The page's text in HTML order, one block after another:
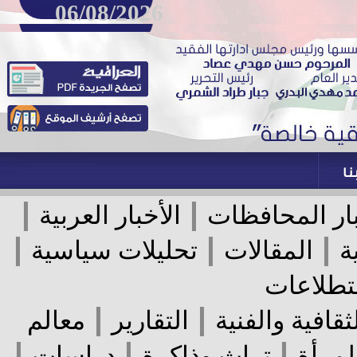
06/08/2026
المحافظات| الأخبار العربية|
| المقالات| تحليلات سياسية|
والفنية| التقارير|
معالم